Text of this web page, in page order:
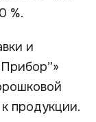
%.
и
продукции.